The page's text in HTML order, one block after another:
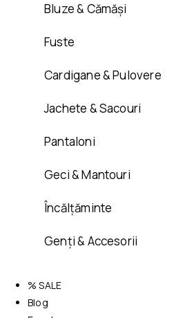
Bluze & Cămăși
Fuste
Cardigane & Pulovere
Jachete & Sacouri
Pantaloni
Geci & Mantouri
Încălțăminte
Genți & Accesorii
% SALE
Blog